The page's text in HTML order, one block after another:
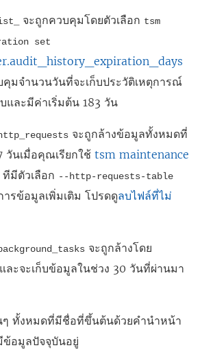
ง
ห
ม่
)
จะถูกควบคุมโดยตัวเลือก tsm
set
คุมจำนวนวันที่จะเก็บประวัติเหตุการณ์
และมีค่าเริ่มต้น 183 วัน
จะถูกล้างข้อมูลทั้งหมดที่
วันเมื่อคุณเรียกใช้ tsm maintenance
ทีมีตัวเลือก --http-requests-table
ารข้อมูลเพิ่มเติม โปรดดูลบไฟล์ที่ไม่
จะถูกล้างโดย
ละจะเก็บข้อมูลในช่วง 30 วันที่ผ่านมา
ๆ ทั้งหมดที่มีชื่อที่ขึ้นต้นด้วยคำนำหน้า
อมูลปัจจุบันอยู่